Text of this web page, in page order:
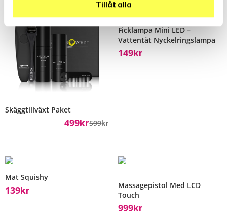
Tillåt alla
Rea!
Skäggtillväxt Paket
599Kr
499Kr
Ficklampa Mini LED –
Vattentät Nyckelringslampa
149Kr
Mat Squishy
139Kr
Massagepistol Med LCD
Touch
999Kr